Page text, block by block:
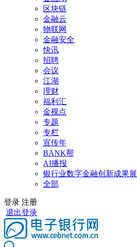
区块链
金融云
物联网
金融安全
快讯
招聘
会议
江湖
理财
福利汇
金视点
专题
专栏
宣传年
BANK帮
AI播报
银行业数字金融创新成果展
全部
登录 注册
退出登录